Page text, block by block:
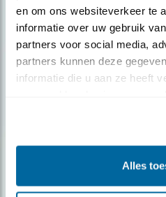
en om ons websiteverkeer te
informatie over uw gebruik
partners voor social media,
partners kunnen deze
informatie die u aan ze heeft
Alles